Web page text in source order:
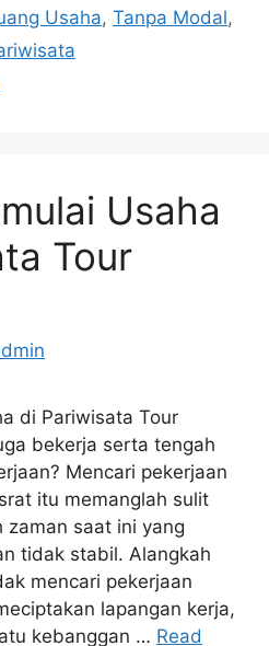
Usaha,Tanpa Modal,
Usaha
Tour
di Pariwisata Tour
bekerja serta tengah
Mencari pekerjaan
itu memanglah sulit
zaman saat ini yang
tidak stabil. Alangkah
mencari pekerjaan
lapangan kerja,
kebanggan … Read